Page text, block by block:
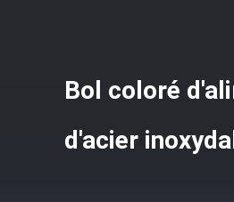
Bol coloré
d'acier